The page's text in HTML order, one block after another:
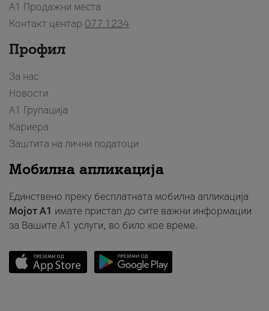
A1 Продажни места
Контакт центар 077 1234
Профил
За нас
Новости
А1 Групација
Кариера
Заштита на лични податоци
Мобилна апликација
Единствено преку бесплатната мобилна апликација
Мојот A1 имате пристап до сите важни информации
за Вашите A1 услуги, во било кое време.